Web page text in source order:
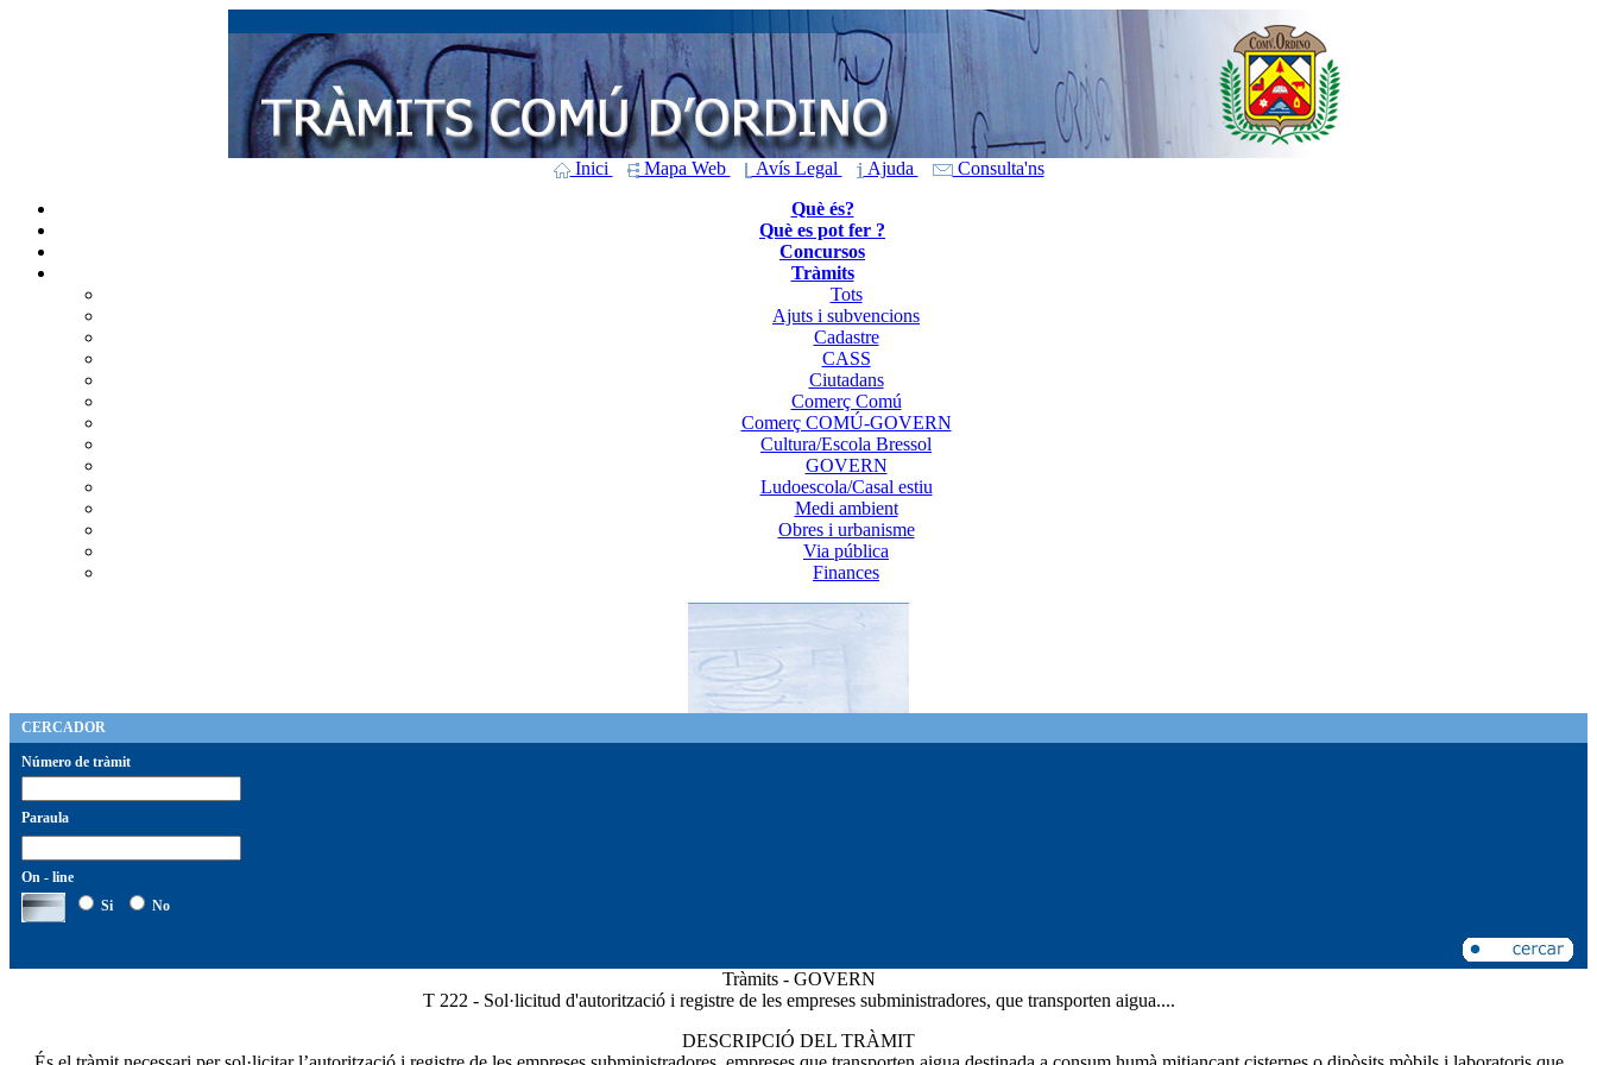
Inici Mapa Web Avís Legal Ajuda
Consulta'ns
Què és?
Què es pot fer ?
Concursos
Tràmits
Tots
Ajuts i subvencions
Cadastre
CASS
Ciutadans
Comerç Comú
Comerç COMÚ-GOVERN
Cultura/Escola Bressol
GOVERN
Ludoescola/Casal estiu
Medi ambient
Obres i urbanisme
Via pública
Finances
CERCADOR
Número de tràmit
Paraula
On - line
Si
No
Tràmits - GOVERN
T 222 - Sol·licitud d'autorització i registre de les empreses subministradores, que transporten aigua....
DESCRIPCIÓ DEL TRÀMIT